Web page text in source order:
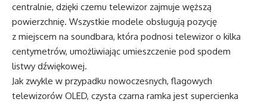
centralnie, dzięki czemu telewizor zajmuje węższą
powierzchnię. Wszystkie modele obsługują pozycję
z miejscem na soundbara, która podnosi telewizor o kilka
centymetrów, umożliwiając umieszczenie pod spodem
listwy dźwiękowej.
Jak zwykle w przypadku nowoczesnych, flagowych
telewizorów OLED, czysta czarna ramka jest supercienka